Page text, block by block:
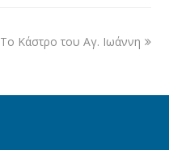
Το Κάστρο του Αγ. Ιωάννη